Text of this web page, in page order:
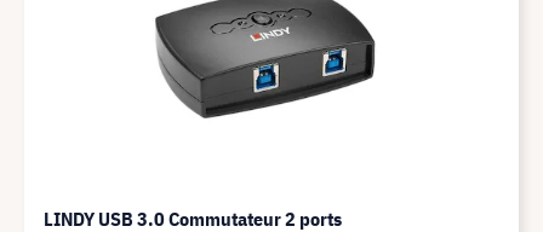
LINDY USB 3.0 Commutateur 2 ports